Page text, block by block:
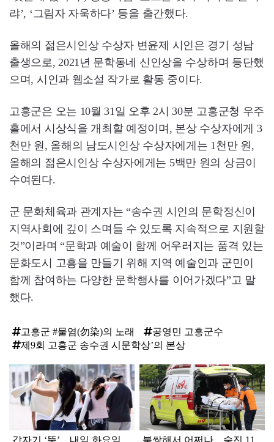
랴’, ‘그림자 자욱하다’ 등을 출간했다.
올해의 젊은시인상 수상자 변윤제 시인은 경기 성남
출생으로, 2021년 문학동네 신인상을 수상하며 등단했
으며, 시인과 웹소설 작가로 활동 중이다.
고흥군은 오는 10월 31일 오후 2시 30분 고흥군청 우주
홀에서 시상식을 개최할 예정이며, 본상 수상자에게 3
천만 원, 올해의 남도시인상 수상자에게는 1천만 원,
올해의 젊은시인상 수상자에게는 5백만 원의 상금이
수여된다.
군 문화체육과 관계자는 “송수권 시인의 문학정신이
지역사회에 깊이 스며들 수 있도록 지속적으로 지원할
것”이라며 “문학과 예술이 함께 어우러지는 품격 있는
문화도시 고흥을 만들기 위해 지역 예술인과 군민이
함께 참여하는 다양한 문학행사를 이어가겠다”고 말
했다.
고흥군 #물염(勿染)의 노래
공영민 고흥군수
제9회 고흥군 송수권 시문학상’의 본상
탑
라
인